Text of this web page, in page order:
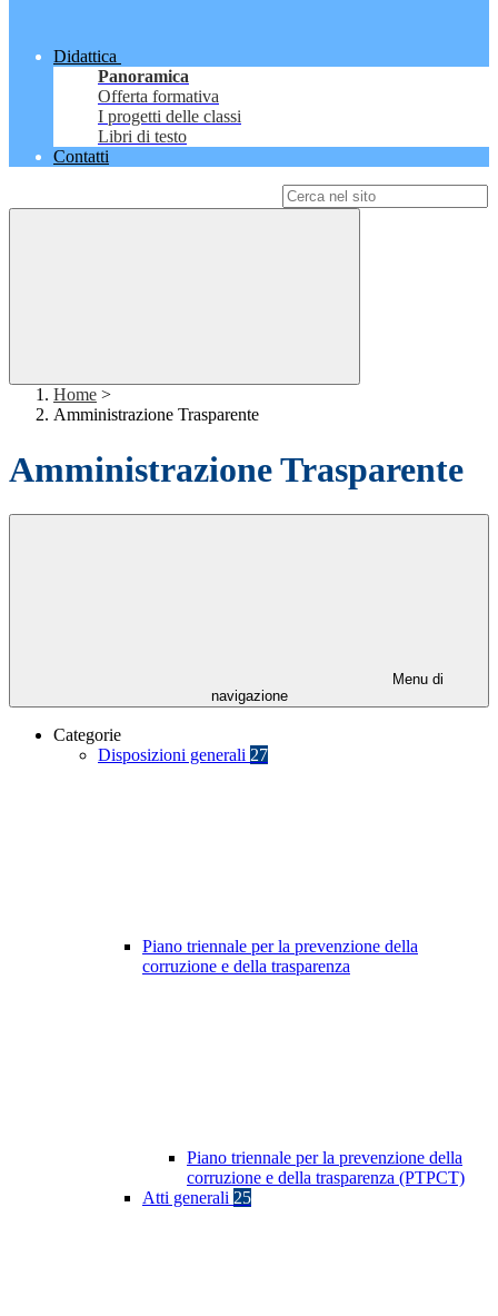
Didattica
Panoramica
Offerta formativa
I progetti delle classi
Libri di testo
Contatti
Home >
Amministrazione Trasparente
Amministrazione Trasparente
Menu di
navigazione
Categorie
Disposizioni generali 27
Piano triennale per la prevenzione della
corruzione e della trasparenza
Piano triennale per la prevenzione della
corruzione e della trasparenza (PTPCT)
Atti generali 25